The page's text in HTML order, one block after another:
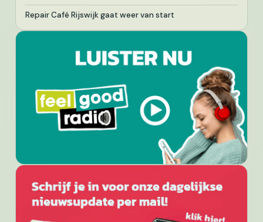
Repair Café Rijswijk gaat weer van start